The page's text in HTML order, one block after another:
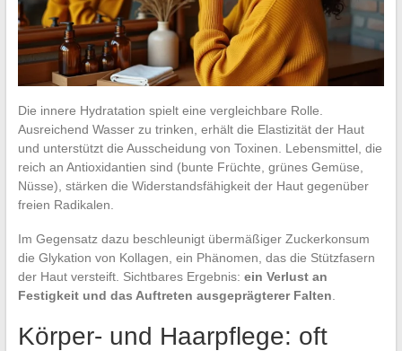
Die innere Hydratation spielt eine vergleichbare Rolle.
Ausreichend Wasser zu trinken, erhält die Elastizität der Haut
und unterstützt die Ausscheidung von Toxinen. Lebensmittel, die
reich an Antioxidantien sind (bunte Früchte, grünes Gemüse,
Nüsse), stärken die Widerstandsfähigkeit der Haut gegenüber
freien Radikalen.
Im Gegensatz dazu beschleunigt übermäßiger Zuckerkonsum
die Glykation von Kollagen, ein Phänomen, das die Stützfasern
der Haut versteift. Sichtbares Ergebnis: ein Verlust an
Festigkeit und das Auftreten ausgeprägterer Falten
Körper- und Haarpflege: oft